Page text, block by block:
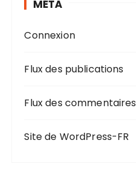
MÉTA
Connexion
Flux des publications
Flux des commentaires
Site de WordPress-FR